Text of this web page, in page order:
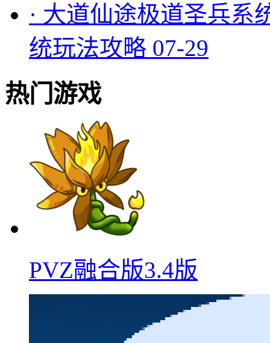
· 大道仙途极道圣兵系
统玩法攻略 07-29
热门游戏
PVZ融合版3.4版